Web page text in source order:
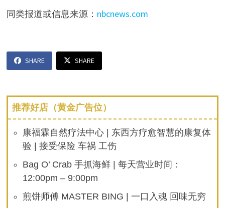
同类报道或信息来源： nbcnews.com
SHARE SHARE
推荐好店（黄金广告位）
康福霖自然疗法中心 | 东西方疗愈智慧的康复体
验 | 接受保险 车祸 工伤
Bag O’ Crab 手抓海鲜 | 每天营业时间：
12:00pm – 9:00pm
煎饼师傅 MASTER BING | 一口入魂 回味无穷